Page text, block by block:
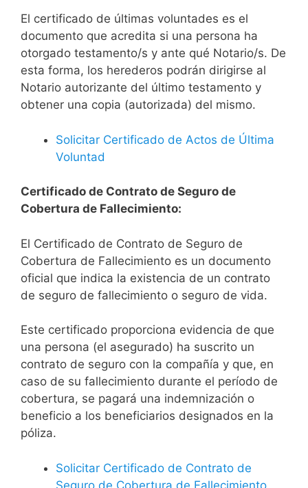
El certificado de últimas voluntades es el
documento que acredita si una persona ha
otorgado testamento/s y ante qué Notario/s. De
esta forma, los herederos podrán dirigirse al
Notario autorizante del último testamento y
obtener una copia (autorizada) del mismo.
Solicitar Certificado de Actos de Última
Voluntad
Certificado de Contrato de Seguro de
Cobertura de Fallecimiento:
El Certificado de Contrato de Seguro de
Cobertura de Fallecimiento es un documento
oficial que indica la existencia de un contrato
de seguro de fallecimiento o seguro de vida.
Este certificado proporciona evidencia de que
una persona (el asegurado) ha suscrito un
contrato de seguro con la compañía y que, en
caso de su fallecimiento durante el período de
cobertura, se pagará una indemnización o
beneficio a los beneficiarios designados en la
póliza.
Solicitar Certificado de Contrato de
Seguro de Cobertura de Fallecimiento